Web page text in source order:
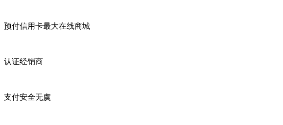
预付信用卡最大在线商城
认证经销商
支付安全无虞